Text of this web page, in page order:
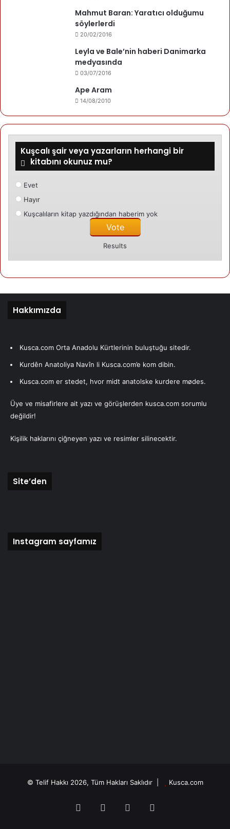
Mehmet Gezen
Kuşca'da doğdu. Danimarka'da yaşamakta.
06/01/2025
24/04/2024
Mahmut Baran: Yaratıcı olduğumu
söylerlerdi
20/02/2016
Leyla ve Bale’nin haberi Danimarka
medyasında
03/07/2016
Ape Aram
14/08/2010
Kuşcalı şair veya yazarların herhangi bir
kitabını okunuz mu?
Evet
Hayır
Kuşcalıların kitap yazdığından haberim yok
Results
Hakkımızda
Kusca.com Orta Anadolu Kürtlerinin buluştuğu sitedir.
Kurdên Anatoliya Navîn li Kusca.com’e kom dibin.
Kusca.com er stedet, hvor midt anatolske kurdere mødes.
Üye ve misafirlere ait yazı ve görüşlerden kusca.com sorumlu
değildir!
Kişilik haklarını çiğneyen yazı ve resimler silinecektir.
Site’den
Instagram sayfamız
© Telif Hakkı 2026, Tüm Hakları Saklıdır | Kusca.com
Facebook YouTube